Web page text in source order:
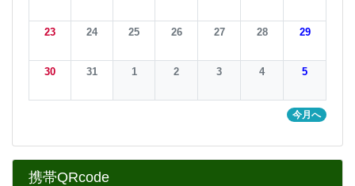
23 24 25 26 27 28 29
30 31 1 2 3 4 5
今月へ
携帯QRcode